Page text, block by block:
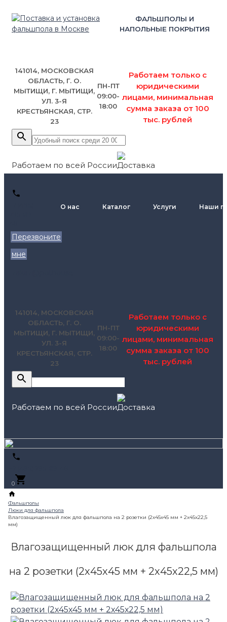
ФАЛЬШПОЛЫ И
НАПОЛЬНЫЕ ПОКРЫТИЯ
141014, МОСКОВСКАЯ
ОБЛАСТЬ, Г. О.
МЫТИЩИ, Г. МЫТИЩИ,
УЛ. 3-Я
КРЕСТЬЯНСКАЯ, СТР.
23
ПН-ПТ
09:00-
18:00
Работаем только с
юридическими
лицами, минимальная
сумма заказа от 100
тыс. рублей
Работаем по всей России
Перезвоните
мне
О нас Каталог Услуги Наши
141014, МОСКОВСКАЯ
ОБЛАСТЬ, Г. О.
МЫТИЩИ, Г. МЫТИЩИ,
УЛ. 3-Я
КРЕСТЬЯНСКАЯ, СТР.
23
ПН-ПТ
09:00-
18:00
Работаем только с
юридическими
лицами, минимальная
сумма заказа от 100
тыс. рублей
Работаем по всей России
0
Влагозащищенный люк для фальшпола
на 2 розетки (2х45х45 мм + 2х45х22,5 мм)